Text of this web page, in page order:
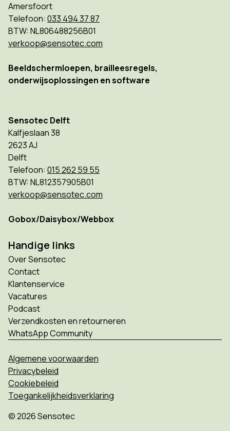
Amersfoort
Telefoon: 033 494 37 87
BTW: NL806488256B01
verkoop@sensotec.com
Beeldschermloepen, brailleesregels,
onderwijsoplossingen en software
Sensotec Delft
Kalfjeslaan 38
2623 AJ
Delft
Telefoon: 015 262 59 55
BTW: NL812357905B01
verkoop@sensotec.com
Gobox/Daisybox/Webbox
Handige links
Over Sensotec
Contact
Klantenservice
Vacatures
Podcast
Verzendkosten en retourneren
WhatsApp Community
© 2026 Sensotec
Algemene voorwaarden
Privacybeleid
Cookiebeleid
Toegankelijkheidsverklaring